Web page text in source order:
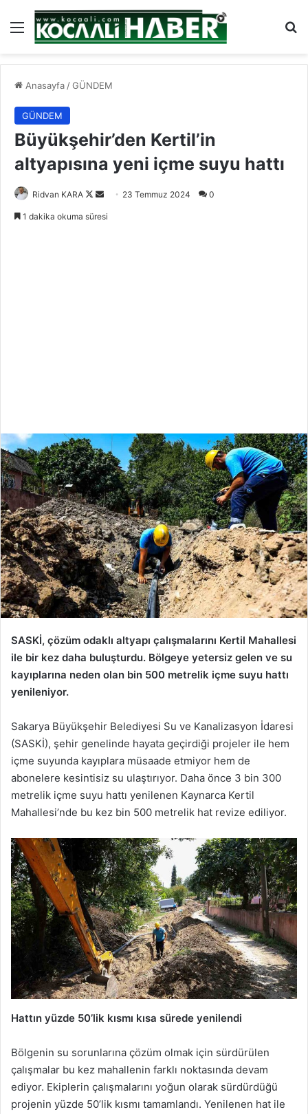
Menü
Anasayfa /GÜNDEM
GÜNDEM
Büyükşehir’den Kertil’in
altyapısına yeni içme suyu hattı
Ridvan KARA
Follow
Bir
23 Temmuz 2024 0
1 dakika okuma süresi
SASKİ, çözüm odaklı altyapı çalışmalarını Kertil Mahallesi
ile bir kez daha buluşturdu. Bölgeye yetersiz gelen ve su
kayıplarına neden olan bin 500 metrelik içme suyu hattı
yenileniyor.
Sakarya Büyükşehir Belediyesi Su ve Kanalizasyon İdaresi
(SASKİ), şehir genelinde hayata geçirdiği projeler ile hem
içme suyunda kayıplara müsaade etmiyor hem de
abonelere kesintisiz su ulaştırıyor. Daha önce 3 bin 300
metrelik içme suyu hattı yenilenen Kaynarca Kertil
Mahallesi’nde bu kez bin 500 metrelik hat revize ediliyor.
Hattın yüzde 50’lik kısmı kısa sürede yenilendi
Bölgenin su sorunlarına çözüm olmak için sürdürülen
çalışmalar bu kez mahallenin farklı noktasında devam
ediyor. Ekiplerin çalışmalarını yoğun olarak sürdürdüğü
projenin yüzde 50’lik kısmı tamamlandı. Yenilenen hat ile